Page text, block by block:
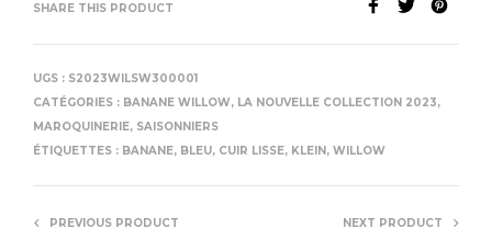
SHARE THIS PRODUCT
UGS : S2023WILSW300001
CATÉGORIES : BANANE WILLOW, LA NOUVELLE COLLECTION 2023,
MAROQUINERIE, SAISONNIERS
ÉTIQUETTES : BANANE, BLEU, CUIR LISSE, KLEIN , WILLOW
PREVIOUS PRODUCT NEXT PRODUCT